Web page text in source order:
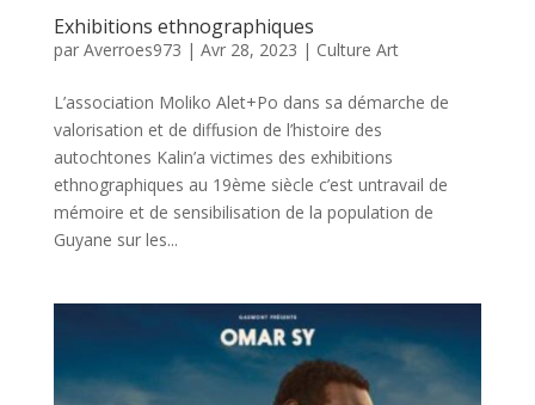
Exhibitions ethnographiques
par Averroes973 | Avr 28, 2023 | Culture Art
L’association Moliko Alet+Po dans sa démarche de
valorisation et de diffusion de l’histoire des
autochtones Kalin’a victimes des exhibitions
ethnographiques au 19ème siècle c’est untravail de
mémoire et de sensibilisation de la population de
Guyane sur les...